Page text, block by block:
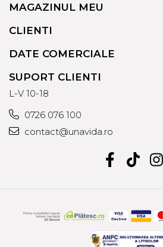
MAGAZINUL MEU
CLIENTI
DATE COMERCIALE
SUPORT CLIENTI
L-V 10-18
0726 076 100
contact@unavida.ro